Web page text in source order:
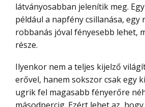
látványosabban jelenítik meg.
például a napfény csillanása, egy
robbanás jóval fényesebb lehet,
része.
Ilyenkor nem a teljes kijelző világít maximális
erővel, hanem sokszor csak egy
ugrik fel magasabb fényerőre
másodpercig. Ezért lehet az,